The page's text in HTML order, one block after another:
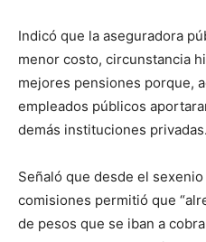
Indicó que la aseguradora
menor costo, circunstancia
mejores pensiones porque,
empleados públicos
demás instituciones privadas.
Señaló que desde el
comisiones permitió que
de pesos que se iban a